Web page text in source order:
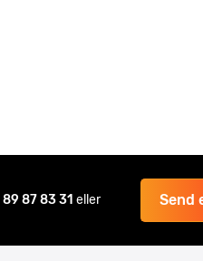
89 87 83 31 eller Send